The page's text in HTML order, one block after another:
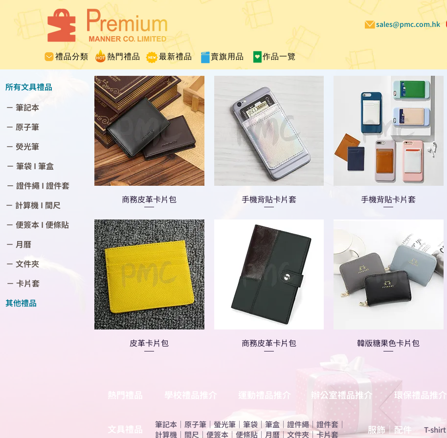
禮品分類 熱門禮品 最新禮品 賣旗用品 作品一覽
sales@pmc.com.hk
所有文具禮品
－ 筆記本
－ 原子筆
－ 熒光筆
－ 筆袋 I 筆盒
－ 證件繩 I 證件套
－ 計算機 I 間尺
－ 便簽本 I 便條貼
－ 月曆
－ 文件夾
－ 卡片套
其他禮品
商務皮革卡片包 手機背貼卡片套 手機背貼卡片套
皮革卡片包 商務皮革卡片包 韓版糖果色卡片包
熱門禮品 學校禮品推介 運動禮品推介 辦公室禮品推介 環保禮品推介
​文具禮品 筆記本 ｜ 原子筆 ｜螢光筆 ｜ 筆袋 ｜筆盒 ｜ 證件繩｜ 證件套 ｜
計算機 ｜ 間尺 ｜ 便簽本 ｜ 便條貼｜ 月曆｜文件夾｜卡片套 服飾｜配件 T-shirt